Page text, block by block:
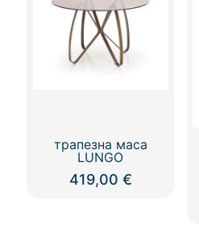
variants.
The
options
may
page
трапезна маса
LUNGO
419,00 €